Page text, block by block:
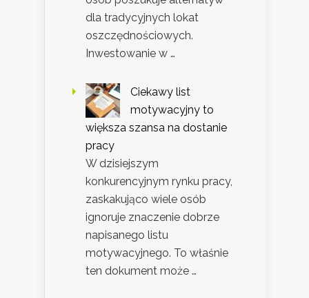
dla tradycyjnych lokat
oszczędnościowych.
Inwestowanie w …
Ciekawy list
motywacyjny to
większa szansa na dostanie
pracy
W dzisiejszym
konkurencyjnym rynku pracy,
zaskakująco wiele osób
ignoruje znaczenie dobrze
napisanego listu
motywacyjnego. To właśnie
ten dokument może …